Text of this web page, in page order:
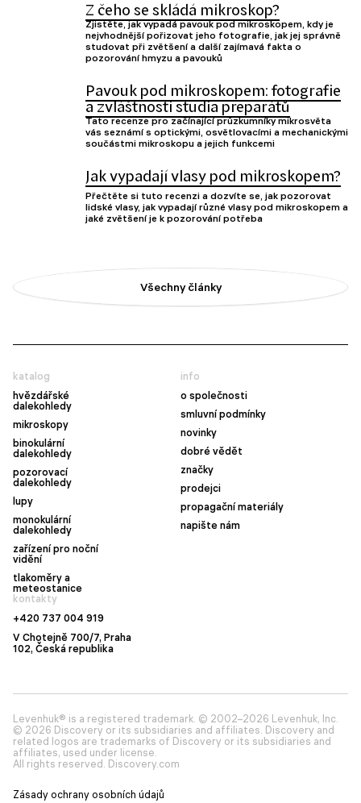
Z čeho se skládá mikroskop?
Zjistěte, jak vypadá pavouk pod mikroskopem, kdy je
nejvhodnější pořizovat jeho fotografie, jak jej správně
studovat při zvětšení a další zajímavá fakta o
pozorování hmyzu a pavouků
Pavouk pod mikroskopem: fotografie
a zvláštnosti studia preparátů
Tato recenze pro začínající průzkumníky mikrosvěta
vás seznámí s optickými, osvětlovacími a mechanickými
součástmi mikroskopu a jejich funkcemi
Jak vypadají vlasy pod mikroskopem?
Přečtěte si tuto recenzi a dozvíte se, jak pozorovat
lidské vlasy, jak vypadají různé vlasy pod mikroskopem a
jaké zvětšení je k pozorování potřeba
Všechny články
katalog
hvězdářské
dalekohledy
mikroskopy
binokulární
dalekohledy
pozorovací
dalekohledy
lupy
monokulární
dalekohledy
zařízení pro noční
vidění
tlakoměry a
meteostanice
info
o společnosti
smluvní podmínky
novinky
dobré vědět
značky
prodejci
propagační materiály
napište nám
kontakty
+420 737 004 919
V Chotejně 700/7, Praha
102, Česká republika
Levenhuk® is a registered trademark. © 2002–2026 Levenhuk, Inc.
© 2026 Discovery or its subsidiaries and affiliates. Discovery and
related logos are trademarks of Discovery or its subsidiaries and
affiliates, used under license.
All rights reserved. Discovery.com
Zásady ochrany osobních údajů